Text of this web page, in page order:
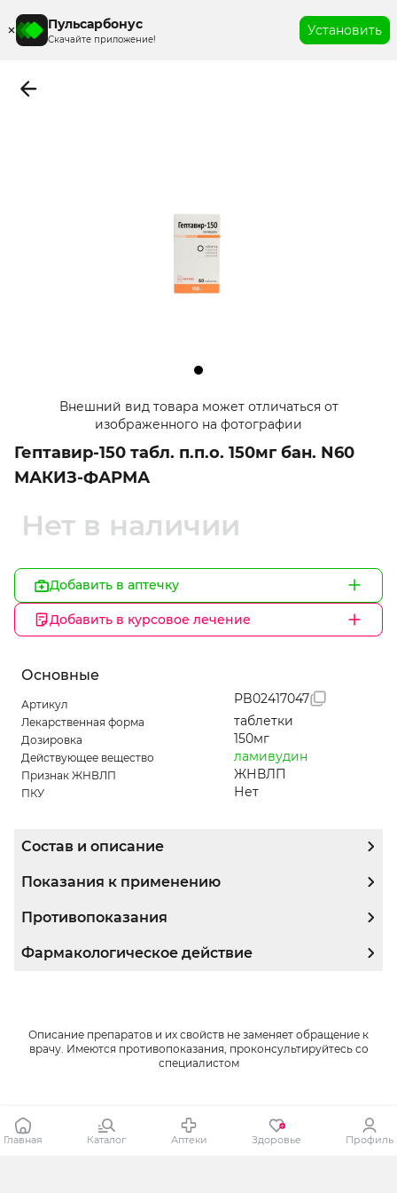
Пульсарбонус
Скачайте приложение!
Установить
1
Внешний вид товара может отличаться от
изображенного на фотографии
Гептавир-150 табл. п.п.о. 150мг бан. N60
МАКИЗ-ФАРМА
Нет в наличии
Добавить в аптечку
Добавить в курсовое лечение
Основные
Артикул PB02417047
Лекарственная форма таблетки
Дозировка 150мг
Действующее вещество ламивудин
Признак ЖНВЛП ЖНВЛП
ПКУ Нет
Состав и описание
Показания к применению
Противопоказания
Фармакологическое действие
Описание препаратов и их свойств не заменяет обращение к
врачу. Имеются противопоказания, проконсультируйтесь со
специалистом
Главная Каталог Аптеки Здоровье Профиль